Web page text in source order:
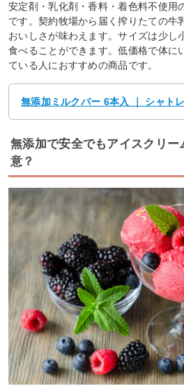
安定剤・乳化剤・香料・着色料不使用
です。契約牧場から届く搾りたての牛
おいしさが味わえます。サイズは少し
食べることができます。低価格で体に
ている人におすすめの商品です。
無添加ミルクバー 6本入 ｜ シャト
無添加で安全でもアイスクリー
意？